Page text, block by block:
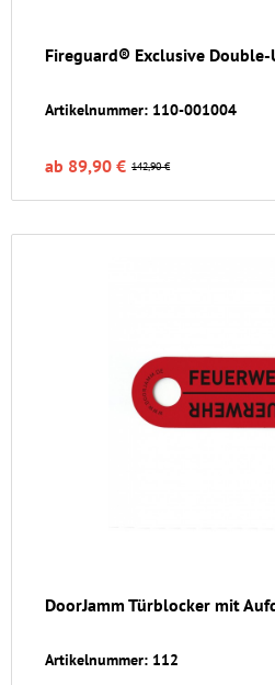
Fireguard® Exclusive
Artikelnummer: 110-001004
142,90 €
ab 89,90 €
DoorJamm Türblocker mit
Artikelnummer: 112